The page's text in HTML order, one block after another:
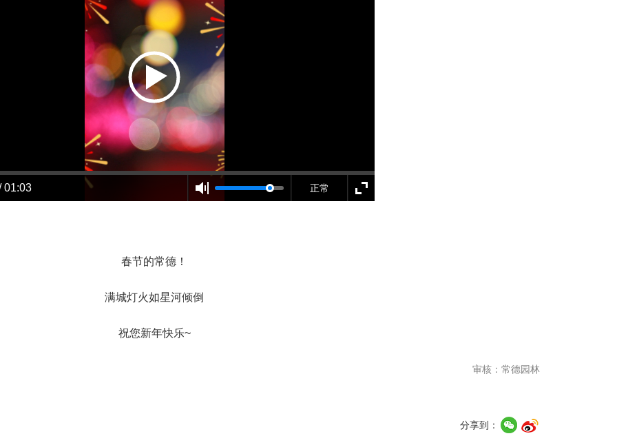
01:03 正常
春节的常德！
满城灯火如星河倾倒
祝您新年快乐~
审核：常德园林
分享到：